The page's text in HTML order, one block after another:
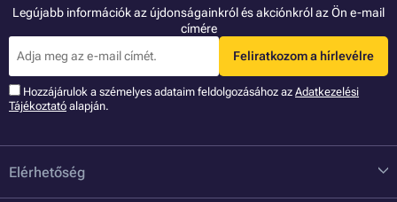
Legújabb információk az újdonságainkról és akciónkról az Ön e-mail
címére
Feliratkozom a hírlevélre
Hozzájárulok a szémelyes adataim feldolgozásához az Adatkezelési
Tájékoztató alapján.
Elérhetőség